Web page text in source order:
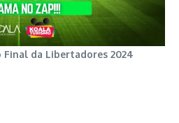
da Libertadores 2024